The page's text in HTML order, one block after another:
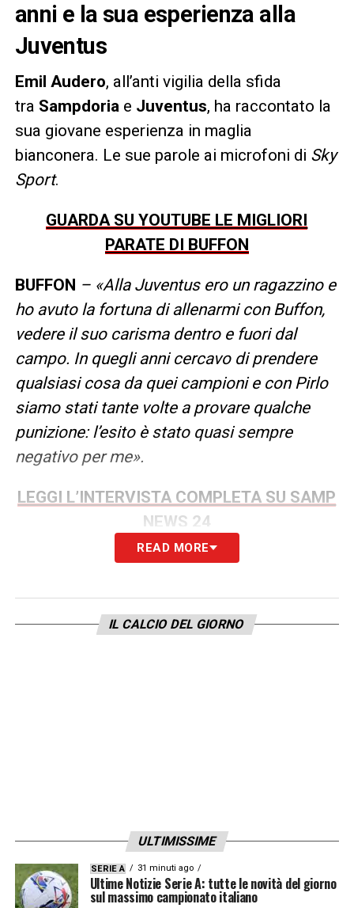
anni e la sua esperienza alla
Juventus
Emil Audero, all’anti vigilia della sfida
tra Sampdoria e Juventus, ha raccontato la
sua giovane esperienza in maglia
bianconera. Le sue parole ai microfoni di Sky
Sport.
GUARDA SU YOUTUBE LE MIGLIORI
PARATE DI BUFFON
BUFFON – «Alla Juventus ero un ragazzino e
ho avuto la fortuna di allenarmi con Buffon,
vedere il suo carisma dentro e fuori dal
campo. In quegli anni cercavo di prendere
qualsiasi cosa da quei campioni e con Pirlo
siamo stati tante volte a provare qualche
punizione: l’esito è stato quasi sempre
negativo per me».
LEGGI L’INTERVISTA COMPLETA SU SAMP
NEWS 24
READ MORE
IL CALCIO DEL GIORNO
ULTIMISSIME
SERIE A 31 minuti ago
Ultime Notizie Serie A: tutte le novità del giorno
sul massimo campionato italiano